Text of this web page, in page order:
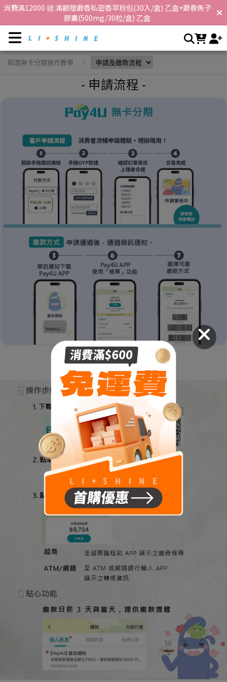
申請及繳款流程 | 李享家，閃耀你的生活
消費滿12000 送 滿額贈蕭香私密香萃粉包(30入/盒) 乙盒+蕭春魚子
膠囊(500mg/30粒/盒) 乙盒
首購消費滿600享免運，消費滿3000再享折扣$100 !
和潤無卡分期操作教學
- 申請流程 -
- 繳款流程 -